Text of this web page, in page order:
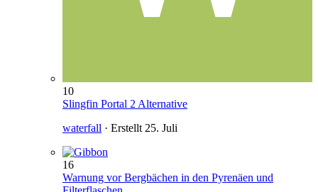
10
Slingfin Portal 2 Alternative
waterfall · Erstellt 25. Juli
16
Warnung vor Bergbächen in den Pyrenäen und